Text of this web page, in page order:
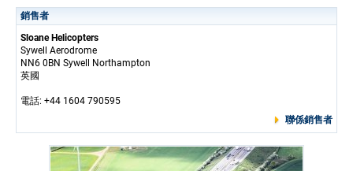
銷售者
Sloane Helicopters
Sywell Aerodrome
NN6 0BN Sywell Northampton
英國
電話: +44 1604 790595
聯係銷售者